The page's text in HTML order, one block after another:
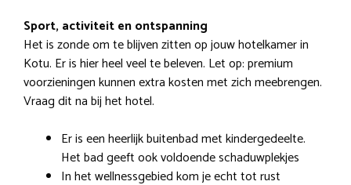
Sport, activiteit en ontspanning
Het is zonde om te blijven zitten op jouw hotelkamer in
Kotu. Er is hier heel veel te beleven. Let op: premium
voorzieningen kunnen extra kosten met zich meebrengen.
Vraag dit na bij het hotel.
Er is een heerlijk buitenbad met kindergedeelte.
Het bad geeft ook voldoende schaduwplekjes
In het wellnessgebied kom je echt tot rust